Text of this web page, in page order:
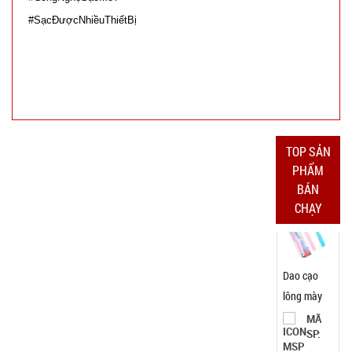
#SạcĐượcNhiềuThiếtBị
TOP SẢN
PHẨM
BÁN
CHẠY
hành:
Test
Đặt
hàng
Dao cạo
lông mày
AiLin có
tặng đầu
MÃ
SP: